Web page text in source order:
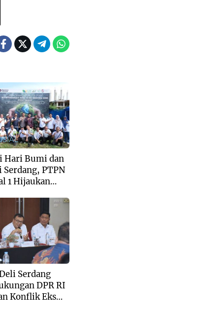
Hari Bumi dan
Serdang, PTPN
1 Hijaukan
Serdang
DPR RI
Konflik Eks